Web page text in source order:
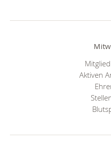
Aktiven